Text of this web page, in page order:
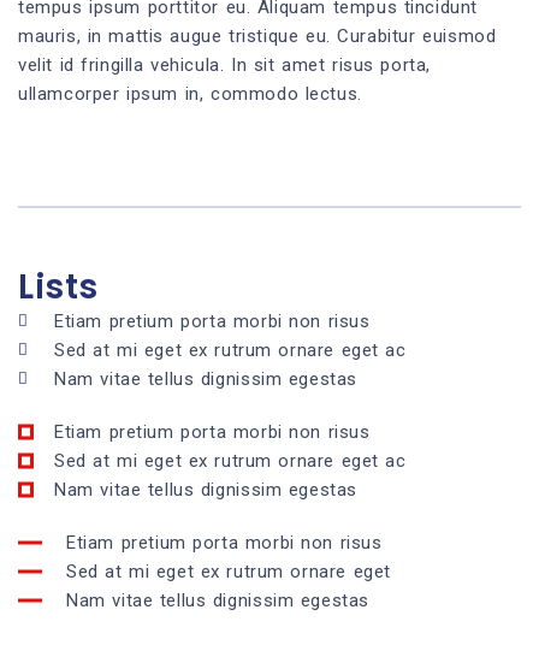
tempus ipsum porttitor eu. Aliquam tempus tincidunt
mauris, in mattis augue tristique eu. Curabitur euismod
velit id fringilla vehicula. In sit amet risus porta,
ullamcorper ipsum in, commodo lectus.
Lists
Etiam pretium porta morbi non risus
Sed at mi eget ex rutrum ornare eget ac
Nam vitae tellus dignissim egestas
Etiam pretium porta morbi non risus
Sed at mi eget ex rutrum ornare eget ac
Nam vitae tellus dignissim egestas
Etiam pretium porta morbi non risus
Sed at mi eget ex rutrum ornare eget
Nam vitae tellus dignissim egestas